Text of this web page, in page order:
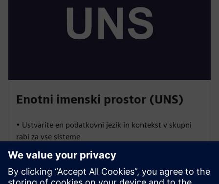
Enotni imenski prostor (UNS)
• Ustvarite en podatkovni jezik in kontekst v skupni
rabi za vse sisteme
• Omogočite agnostično integracijo prodajalca z
uporabo odprtih standardov (OPC UA, MQTT, REST
itd.)